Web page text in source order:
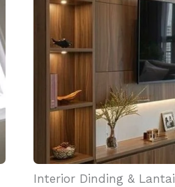
Interior Dinding & Lantai